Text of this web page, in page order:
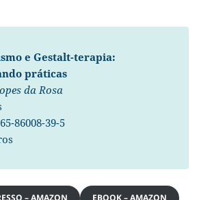
e Gestalt-terapia:
práticas
da Rosa
86008-39-5